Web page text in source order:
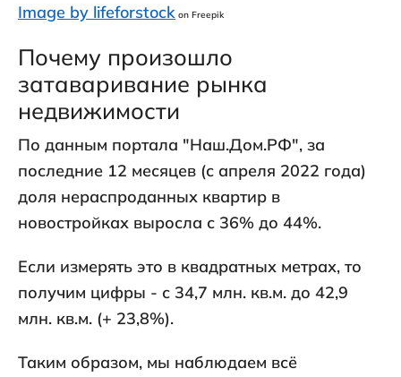
Image by lifeforstock on Freepik
Почему произошло
затаваривание рынка
недвижимости
По данным портала "Наш.Дом.РФ", за
последние 12 месяцев (с апреля 2022 года)
доля нераспроданных квартир в
новостройках выросла с 36% до 44%.
Если измерять это в квадратных метрах, то
получим цифры - с 34,7 млн. кв.м. до 42,9
млн. кв.м. (+ 23,8%).
Таким образом, мы наблюдаем всё